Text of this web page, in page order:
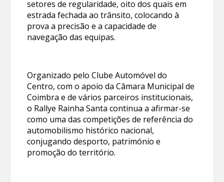
setores de regularidade, oito dos quais em
estrada fechada ao trânsito, colocando à
prova a precisão e a capacidade de
navegação das equipas.
Organizado pelo Clube Automóvel do
Centro, com o apoio da Câmara Municipal de
Coimbra e de vários parceiros institucionais,
o Rallye Rainha Santa continua a afirmar-se
como uma das competições de referência do
automobilismo histórico nacional,
conjugando desporto, património e
promoção do território.